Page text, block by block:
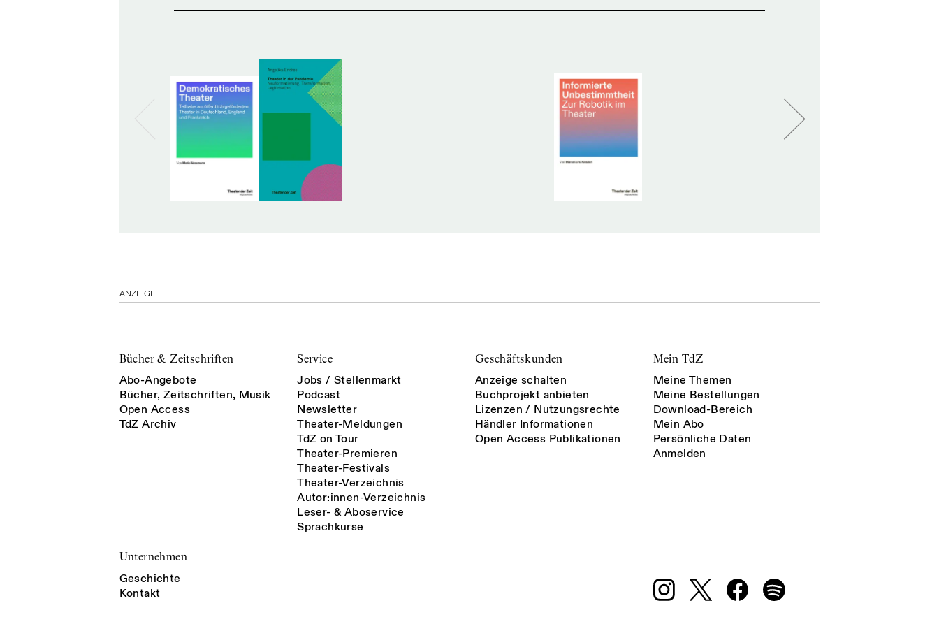
ANZEIGE
Bücher & Zeitschriften
Abo-Angebote
Bücher, Zeitschriften, Musik
Open Access
TdZ Archiv
Service
Jobs / Stellenmarkt
Podcast
Newsletter
Theater-Meldungen
TdZ on Tour
Theater-Premieren
Theater-Festivals
Theater-Verzeichnis
Autor:innen-Verzeichnis
Leser- & Aboservice
Sprachkurse
Geschäftskunden
Anzeige schalten
Buchprojekt anbieten
Lizenzen / Nutzungsrechte
Händler Informationen
Open Access Publikationen
Mein TdZ
Meine Themen
Meine Bestellungen
Download-Bereich
Mein Abo
Persönliche Daten
Anmelden
Unternehmen
Geschichte
Kontakt